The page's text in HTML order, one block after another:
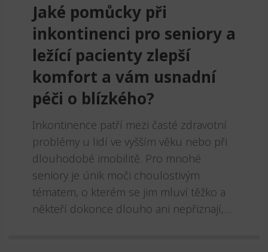
Jaké pomůcky při
inkontinenci pro seniory a
ležící pacienty zlepší
komfort a vám usnadní
péči o blízkého?
Inkontinence patří mezi časté zdravotní
problémy u lidí ve vyšším věku nebo při
dlouhodobé imobilitě. Pro mnohé
seniory je únik moči choulostivým
tématem, o kterém se jim mluví těžko a
někteří dokonce dlouho ani nepřiznají,...